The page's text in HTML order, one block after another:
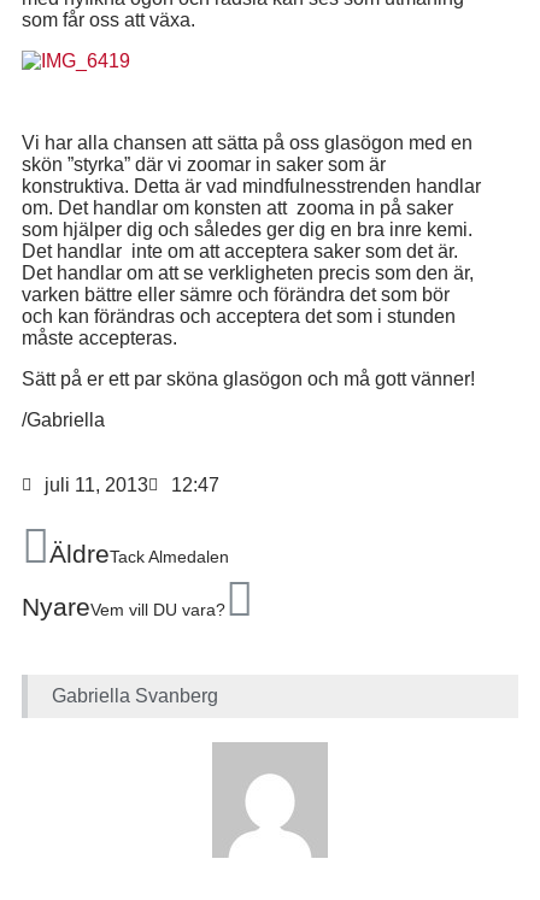
som får oss att växa.
Vi har alla chansen att sätta på oss glasögon med en
skön ”styrka” där vi zoomar in saker som är
konstruktiva. Detta är vad mindfulnesstrenden handlar
om. Det handlar om konsten att zooma in på saker
som hjälper dig och således ger dig en bra inre kemi.
Det handlar inte om att acceptera saker som det är.
Det handlar om att se verkligheten precis som den är,
varken bättre eller sämre och förändra det som bör
och kan förändras och acceptera det som i stunden
måste accepteras.
Sätt på er ett par sköna glasögon och må gott vänner!
/Gabriella
juli 11, 2013 12:47
ÄldreTack Almedalen
NyareVem vill DU vara?
Gabriella Svanberg